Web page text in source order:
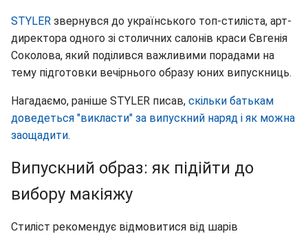
STYLER звернувся до українського топ-стиліста, арт-
директора одного зі столичних салонів краси Євгенія
Соколова, який поділився важливими порадами на
тему підготовки вечірнього образу юних випускниць.
Нагадаємо, раніше STYLER писав, скільки батькам
доведеться "викласти" за випускний наряд і як можна
заощадити.
Випускний образ: як підійти до
вибору макіяжу
Стиліст рекомендує відмовитися від шарів